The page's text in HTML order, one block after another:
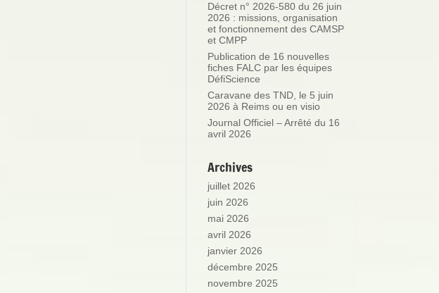
Décret n° 2026-580 du 26 juin
2026 : missions, organisation
et fonctionnement des CAMSP
et CMPP
Publication de 16 nouvelles
fiches FALC par les équipes
DéfiScience
Caravane des TND, le 5 juin
2026 à Reims ou en visio
Journal Officiel – Arrêté du 16
avril 2026
Archives
juillet 2026
juin 2026
mai 2026
avril 2026
janvier 2026
décembre 2025
novembre 2025